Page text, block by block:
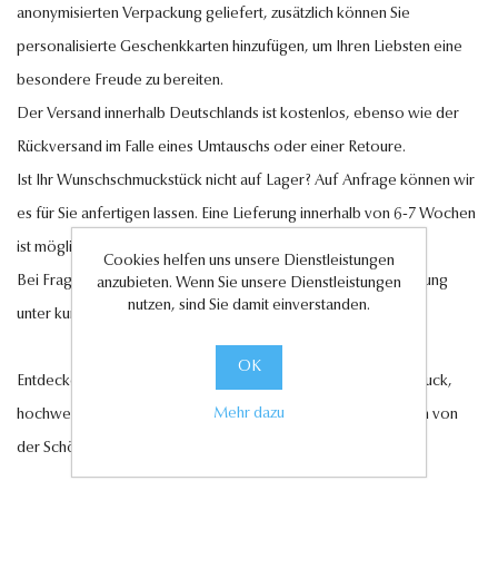
anonymisierten Verpackung geliefert, zusätzlich können Sie
personalisierte Geschenkkarten hinzufügen, um Ihren Liebsten eine
besondere Freude zu bereiten.
Der Versand innerhalb Deutschlands ist kostenlos, ebenso wie der
Rückversand im Falle eines Umtauschs oder einer Retoure.
Ist Ihr Wunschschmuckstück nicht auf Lager? Auf Anfrage können wir
es für Sie anfertigen lassen. Eine Lieferung innerhalb von 6-7 Wochen
ist möglich.
Bei Fragen steht Ihnen unser Kundenservice gerne zur Verfügung
unter kundenservice@antwerp-diamonds.de.
Entdecken Sie jetzt unsere exquisite Auswahl an Diamantschmuck,
hochwertigen Edelsteinen und edlen Perlen und lassen Sie sich von
der Schönheit und Eleganz unserer Kollektionen verzaubern.
Cookies helfen uns unsere Dienstleistungen
anzubieten. Wenn Sie unsere Dienstleistungen
nutzen, sind Sie damit einverstanden.
OK
Mehr dazu